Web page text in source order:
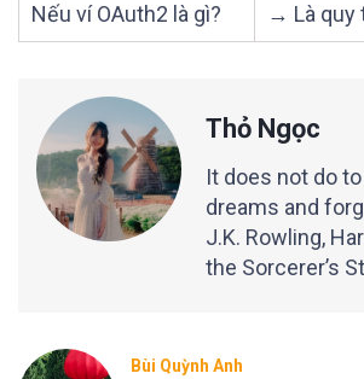
Nếu ví OAuth2 là gì? → Là quy
Thỏ Ngọc
It does not do
dreams and
J.K. Rowling,
the Sorcerer’s
Bùi Quỳnh Anh